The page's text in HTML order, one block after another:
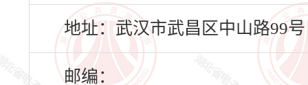
地址：武汉市武昌区中山路99号
邮编：